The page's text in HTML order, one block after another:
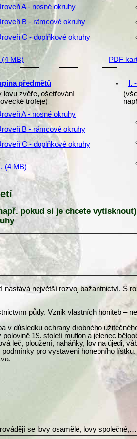
A - nosné okruhy
B - rámcové okruhy
C - doplňkové okruhy
(4 MB) PDF
předmětů
lovu zvěře, ošetřování
trofeje)
A - nosné okruhy
B - rámcové okruhy
C - doplňkové okruhy
(4 MB)
I.
pokud si je chcete vytisknout)
největší rozvoj bažantnictví. S
půdy. Vznik vlastních honiteb –
důsledku ochrany drobného
19. století muflon a jelenec
leč, ploužení, naháňky, lov na újedi,
pro vystavení honebního
se lovy osamělé, lovy